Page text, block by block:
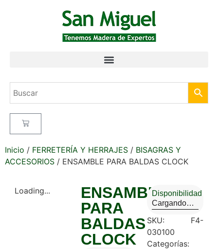
Inicio / FERRETERÍA Y HERRAJES / BISAGRAS Y
ACCESORIOS / ENSAMBLE PARA BALDAS CLOCK
Loading...
ENSAMBLE
PARA
BALDAS
CLOCK
Disponibilidad
Cargando…
SKU: F4-
030100
Categorías: